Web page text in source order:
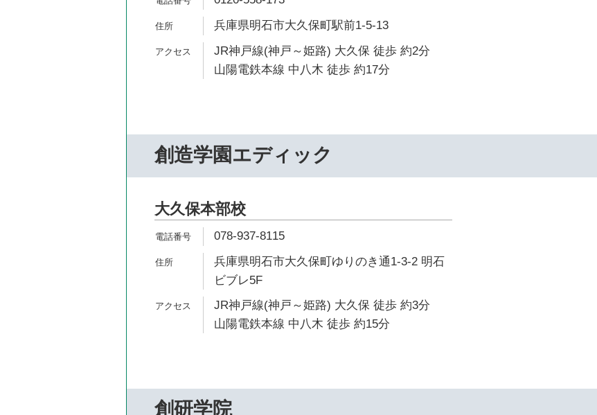
兵庫県明石市大久保町駅前1-5-13
JR神戸線(神戸～姫路) 大久保 徒歩 約2分
山陽電鉄本線 中八木 徒歩 約17分
創造学園エディック
大久保本部校
078-937-8115
兵庫県明石市大久保町ゆりのき通1-3-2 明石
ビブレ5F
JR神戸線(神戸～姫路) 大久保 徒歩 約3分
山陽電鉄本線 中八木 徒歩 約15分
創研学院